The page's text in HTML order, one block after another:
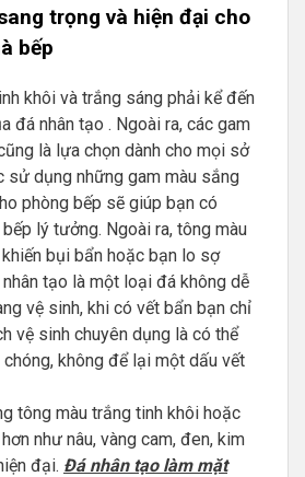
trọng và hiện đại cho
bếp
khôi và trắng sáng phải kể đến
đá nhân tạo . Ngoài ra, các gam
là lựa chọn dành cho mọi sở
sử dụng những gam màu sắng
phòng bếp sẽ giúp bạn có
lý tưởng. Ngoài ra, tông màu
bụi bẩn hoặc bạn lo sợ
tạo là một loại đá không dễ
vệ sinh, khi có vết bẩn bạn chỉ
vệ sinh chuyên dụng là có thể
chóng, không để lại một dấu vết
tông màu trắng tinh khôi hoặc
như nâu, vàng cam, đen, kim
đại. Đá nhân tạo làm mặt